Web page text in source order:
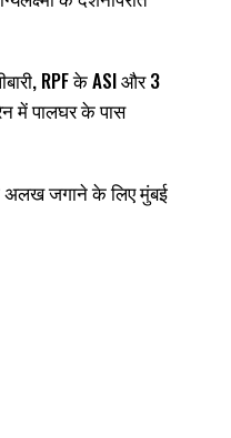
RPF के ASI और 3
में पालघर के पास
अलख जगाने के लिए मुंबई